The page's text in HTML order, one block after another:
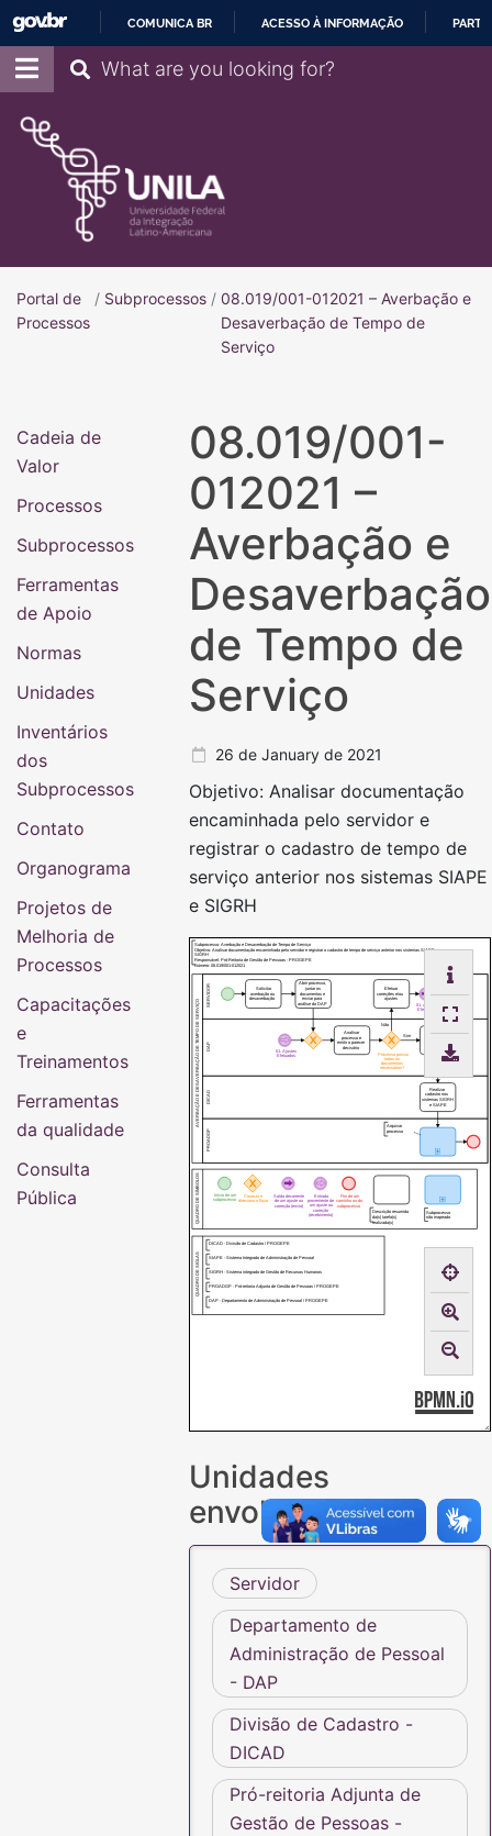
COMUNICA BR ACESSO À INFORMAÇÃO
Pesquisar
Portal de
ProcessosPortal de Processos
/ Subprocessos / 08.019/001-012021 – Averbação e
Desaverbação de Tempo de
Serviço
08.019/001-
012021 –
Averbação e
Desaverbação
de Tempo de
Serviço
26 de January de 2021
Objetivo: Analisar documentação
encaminhada pelo servidor e
registrar o cadastro de tempo de
serviço anterior nos sistemas SIAPE
e SIGRH
AVERBAÇÃO E DESAVERBAÇÃO DE TEMPO DE SERVIÇO
PROADGP
DICAD
SERVIDOR
DAP
Solicitar
averbação ou
desaverbação
Abrir processo,
juntar os
documentos e
enviar para
análise do DAP
01. Ajustes
Efetuados
Analisar
processo e
emitir o parecer
decisório
Processo possui
todos os
documentos
necessários?
favorável e
processo para
a DICAD
Realizar
cadastro nos
sistemas SIGRH
e SIAPE
Efetuar
correções e/ou
ajustes
01. Ajustes
Efetuados
Arquivar
processo
Sim
Não
QUADRO DE SÍMBOLOS Conecta e
direciona o fluxo
Início de um
subprocesso
Saída decorrente
de um ajuste ou
correção (envio)
Entrada
proveniente de
um ajuste ou
correção
(recebimento)
Fim de um
caminho ou do
subprocesso
Descrição resumida
da(s) tarefa(s)
realizada(s)
Subprocesso
não mapeado
QUADRO DE SIGLAS
DICAD - Divisão de Cadastro / PROGEPE
SIAPE - Sistema Integrado de Administração de Pessoal
SIGRH - Sistema integrado de Gestão de Recursos Humanos
PROADGP - Pró-reitoria Adjunta de Gestão de Pessoas / PROGEPE
DAP - Departamento de Administração de Pessoal / PROGEPE
Subprocesso: Averbação e Desaverbação de Tempo de Serviço
Objetivo: Analisar documentação encaminhada pelo servidor e registrar o cadastro de tempo de serviço anterior nos sistemas SIAPE e
SIGRH
Responsável: Pró-Reitoria de Gestão de Pessoas - PROGEPE
Número: 08.019/001-012021
Unidades
envolvidas
Servidor
Departamento de
Administração de Pessoal
- DAP
Divisão de Cadastro -
DICAD
Pró-reitoria Adjunta de
Gestão de Pessoas -
Cadeia de
Valor
Processos
Subprocessos
Ferramentas
de Apoio
Normas
Unidades
Inventários
dos
Subprocessos
Contato
Organograma
Projetos de
Melhoria de
Processos
Capacitações
e
Treinamentos
Ferramentas
da qualidade
Consulta
Pública